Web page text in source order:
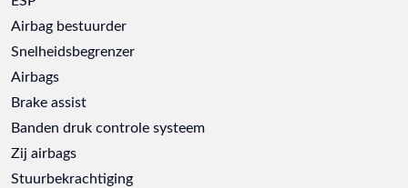
Airbag bestuurder
Snelheidsbegrenzer
Airbags
Brake assist
Banden druk controle systeem
Zij airbags
Stuurbekrachtiging